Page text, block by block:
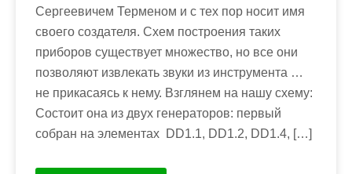
Сергеевичем Терменом и с тех пор носит имя
своего создателя. Схем построения таких
приборов существует множество, но все они
позволяют извлекать звуки из инструмента …
не прикасаясь к нему. Взглянем на нашу схему:
Состоит она из двух генераторов: первый
собран на элементах DD1.1, DD1.2, DD1.4, […]